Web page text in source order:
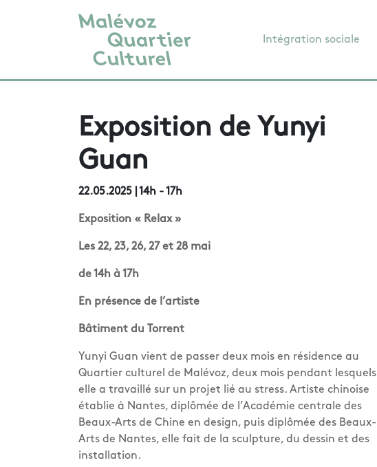
Intégration sociale
Exposition de Yunyi
Guan
22.05.2025 | 14h - 17h
Exposition « Relax »
Les 22, 23, 26, 27 et 28 mai
de 14h à 17h
En présence de l’artiste
Bâtiment du Torrent
Yunyi Guan vient de passer deux mois en résidence au
Quartier culturel de Malévoz, deux mois pendant lesquels
elle a travaillé sur un projet lié au stress. Artiste chinoise
établie à Nantes, diplômée de l’Académie centrale des
Beaux-Arts de Chine en design, puis diplômée des Beaux-
Arts de Nantes, elle fait de la sculpture, du dessin et des
installation.